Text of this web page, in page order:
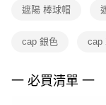
１．透過由恩沛科技
權轉讓予恩沛科技股份
３．未成年的使用者
「AFTEE先享後付」
遮陽 棒球帽
cap 銀色 cap
一 必買清單 一